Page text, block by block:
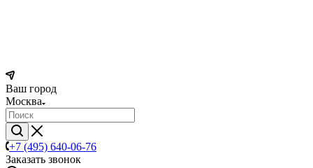
Ваш город
Москва
+7 (495) 640-06-76
Заказать звонок